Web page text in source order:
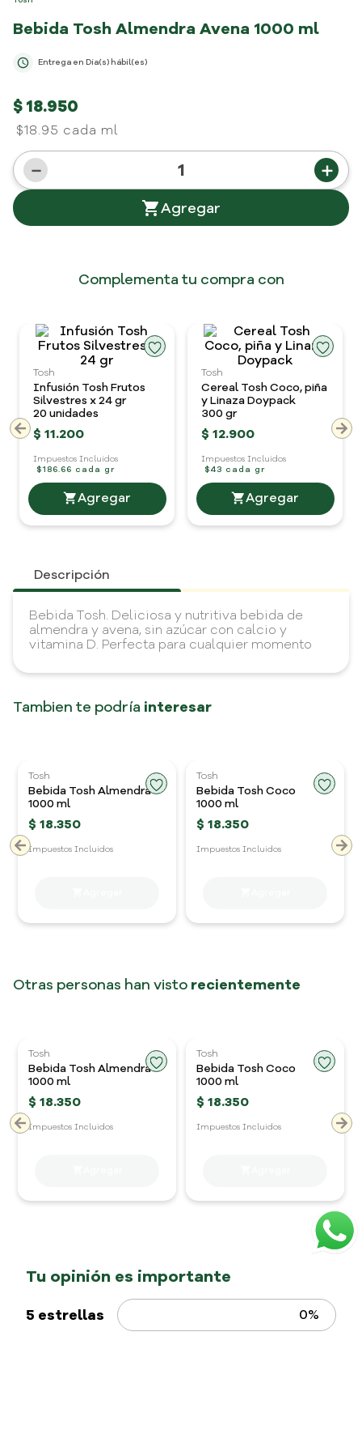
Bebida Tosh Almendra Avena 1000 ml
Entrega en Día(s) hábil(es)
$18.950
$18.95 cada ml
＋
－
Complementa tu compra con
Tosh
Infusión Tosh Frutos
Silvestres x 24 gr
20 unidades
$ 11.200
Impuestos Incluidos
$186.66 cada gr
Tosh
Cereal Tosh Coco, piña
y Linaza Doypack
300 gr
$ 12.900
Impuestos Incluidos
$43 cada gr
Descripción
Bebida Tosh. Deliciosa y nutritiva bebida de
almendra y avena, sin azúcar con calcio y
vitamina D. Perfecta para cualquier momento
Tambien te podría interesar
Tosh
Bebida Tosh Almendra
1000 ml
$18.350
Tosh
Bebida Tosh Coco
1000 ml
$18.350
Tosh
Bebida Tosh Almendra
1000 ml
Tosh
1000 ml